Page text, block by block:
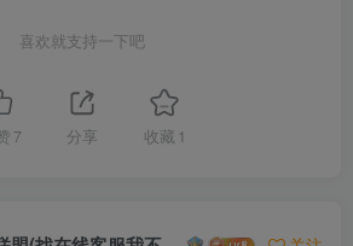
喜欢就支持一下吧
7 分享 收藏 1